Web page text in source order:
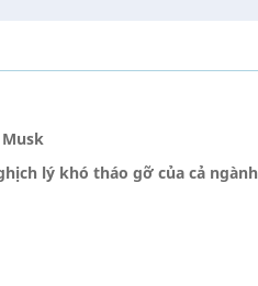
lý khó tháo gỡ của cả ngành